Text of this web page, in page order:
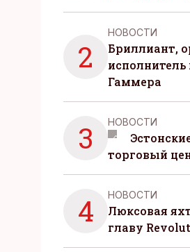
2
НОВОСТИ
Бриллиант,
Гаммера
3 НОВОСТИ
торговый
4 НОВОСТИ
Люксовая
главу